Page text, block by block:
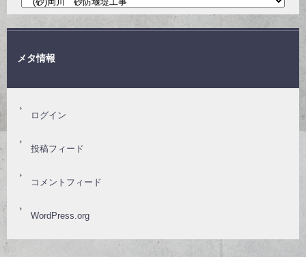
メタ情報
ログイン
投稿フィード
コメントフィード
WordPress.org